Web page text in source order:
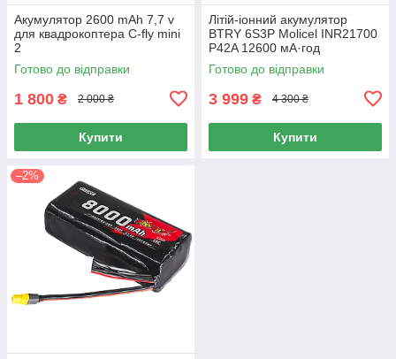
Акумулятор 2600 mAh 7,7 v
для квадрокоптера C-fly mini
2
Готово до відправки
1 800 ₴ 2 000 ₴
Купити
Літій-іонний акумулятор
BTRY 6S3P Molicel INR21700
P42A 12600 мА·год
Готово до відправки
3 999 ₴ 4 300 ₴
Купити
–2%